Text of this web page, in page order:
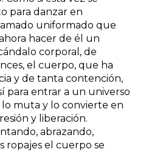
para danzar en
uniformado que
hacer de él un
corporal, de
el cuerpo, que ha
y de tanta contención,
para entrar a un universo
muta y lo convierte en
y liberación.
abrazando,
ropajes el cuerpo se